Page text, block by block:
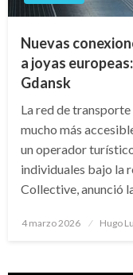
Nuevas
a joyas
Gdansk
La red de
mucho más
un operador
individuales bajo la
Collective, anunció
Publicado
4 marzo 2026 Hugo